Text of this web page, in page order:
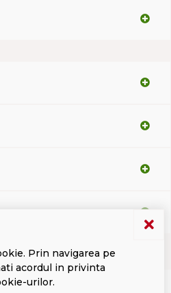
Prin navigarea pe
acordul in privinta
urilor.